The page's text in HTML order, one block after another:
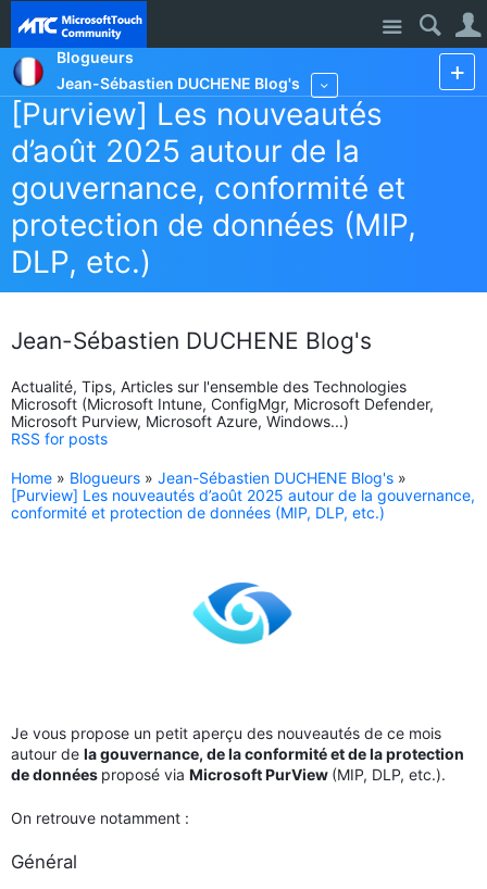
Site
Blogueurs
Jean-Sébastien DUCHENE Blog's
[Purview] Les nouveautés
d’août 2025 autour de la
gouvernance, conformité et
protection de données (MIP,
DLP, etc.)
Jean-Sébastien DUCHENE Blog's
Actualité, Tips, Articles sur l'ensemble des Technologies
Microsoft (Microsoft Intune, ConfigMgr, Microsoft Defender,
Microsoft Purview, Microsoft Azure, Windows...)
RSS for posts
Home » Blogueurs » Jean-Sébastien DUCHENE Blog's »
[Purview] Les nouveautés d’août 2025 autour de la gouvernance,
conformité et protection de données (MIP, DLP, etc.)
Je vous propose un petit aperçu des nouveautés de ce mois
autour de la gouvernance, de la conformité et de la protection
de données proposé via Microsoft PurView (MIP, DLP, etc.).
On retrouve notamment :
Général